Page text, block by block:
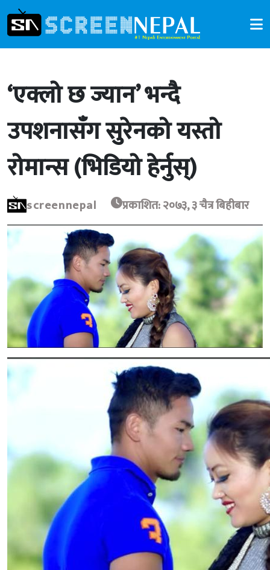
‘एक्लो छ ज्यान’ भन्दै
उपशनासँग सुरेनको यस्तो
रोमान्स (भिडियो हेर्नुस्)
screennepal प्रकाशित: २०७३, ३ चैत्र बिहीबार